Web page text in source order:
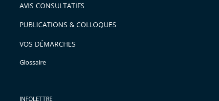
AVIS CONSULTATIFS
PUBLICATIONS & COLLOQUES
VOS DÉMARCHES
Glossaire
INFOLETTRE